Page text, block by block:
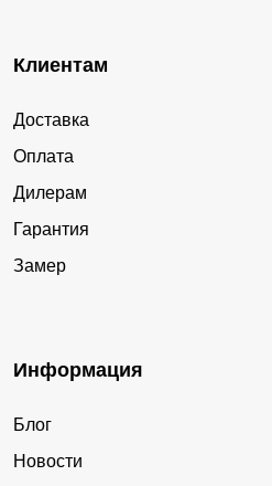
Клиентам
Доставка
Оплата
Дилерам
Гарантия
Замер
Информация
Блог
Новости